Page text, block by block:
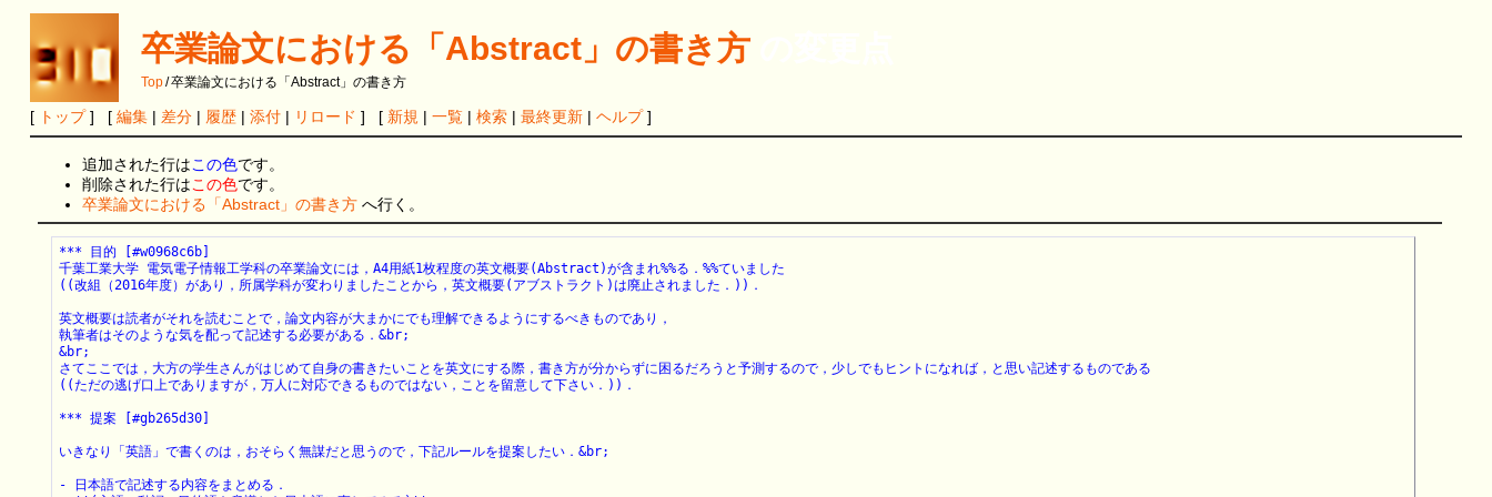
卒業論文における「Abstract」の書き方の変更点
Top/卒業論文における「Abstract」の書き方
[ トップ] [ 編集| 差分| 履歴| 添付| リロード ] [ 新規 | 一覧| 検索| 最終更新| ヘルプ]
追加された行はこの色です。
削除された行はこの色です。
卒業論文における「Abstract」の書き方 へ行く。
*** 目的 [#w0968c6b]
千葉工業大学 電気電子情報工学科の卒業論文には，A4用紙1枚程度の英文概要(Abstract)が含まれ%%る．%%ていました
((改組（2016年度）があり，所属学科が変わりましたことから，英文概要(アブストラクト)は廃止されました．))．
英文概要は読者がそれを読むことで，論文内容が大まかにでも理解できるようにするべきものであり，
執筆者はそのような気を配って記述する必要がある．&br;
&br;
さてここでは，大方の学生さんがはじめて自身の書きたいことを英文にする際，書き方が分からずに困るだろうと予測するので，少しでもヒントになれば，と思い記述するものである
((ただの逃げ口上でありますが，万人に対応できるものではない，ことを留意して下さい．))．
*** 提案 [#gb265d30]
いきなり「英語」で書くのは，おそらく無謀だと思うので，下記ルールを提案したい．&br;
- 日本語で記述する内容をまとめる．